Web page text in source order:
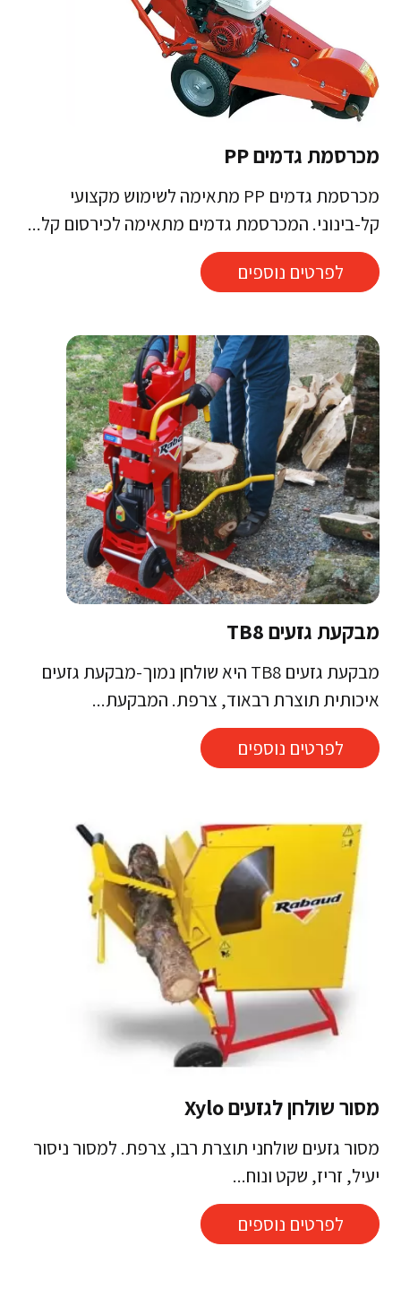
מכרסמת גדמים PP
מכרסמת גדמים PP מתאימה לשימוש מקצועי
קל-בינוני. המכרסמת גדמים מתאימה לכירסום קל...
לפרטים נוספים
מבקעת גזעים TB8
מבקעת גזעים TB8 היא שולחן נמוך-מבקעת גזעים
איכותית תוצרת רבאוד, צרפת. המבקעת...
לפרטים נוספים
מסור שולחן לגזעים Xylo
מסור גזעים שולחני תוצרת רבו, צרפת. למסור ניסור
יעיל, זריז, שקט ונוח...
לפרטים נוספים